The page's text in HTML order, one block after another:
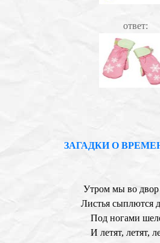
ответ:
ЗАГАДКИ О
Утром мы во
Листья сыплются
Под ногами
И летят, летят,